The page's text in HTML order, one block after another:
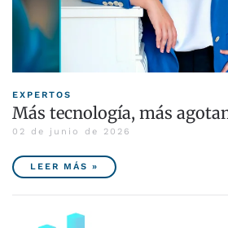
EXPERTOS
Más tecnología, más
02 de junio de 2026
LEER MÁS »